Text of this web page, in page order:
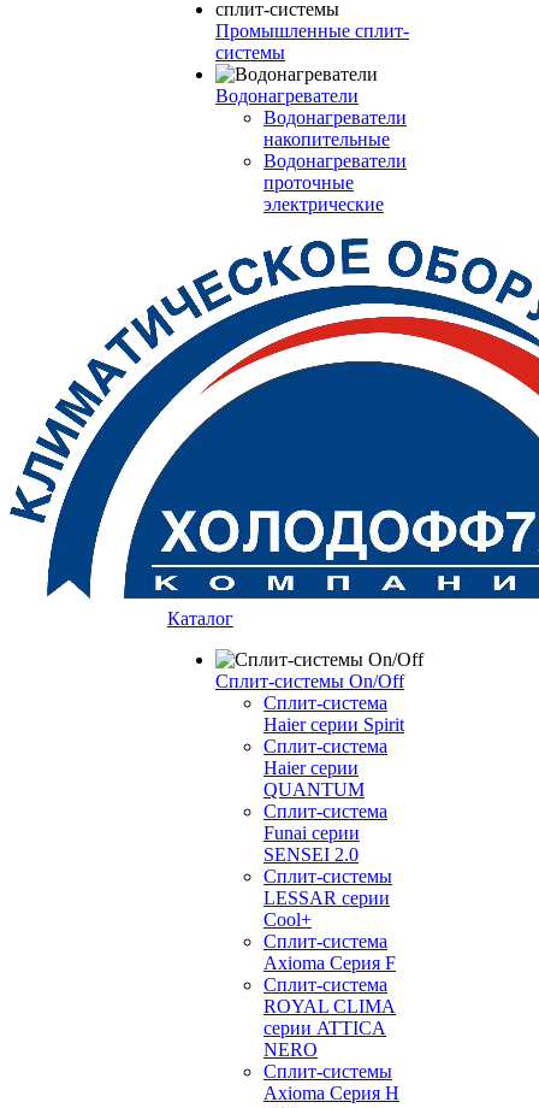
Промышленные сплит-
системы
Водонагреватели
Водонагреватели
накопительные
Водонагреватели
проточные
электрические
Каталог
Сплит-системы On/Off
Сплит-система
Haier серии Spirit
Сплит-система
Haier серии
QUANTUM
Сплит-система
Funai серии
SENSEI 2.0
Сплит-системы
LESSAR серии
Cool+
Сплит-система
Axioma Серия F
Сплит-система
ROYAL CLIMA
серии ATTICA
NERO
Сплит-системы
Axioma Серия H